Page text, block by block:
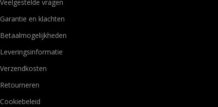
Veelgestelde vragen
Garantie en klachten
Betaalmogelijkheden
Leveringsinformatie
Verzendkosten
Retourneren
Cookiebeleid